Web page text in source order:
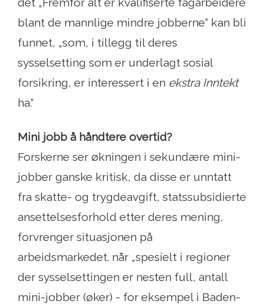
blant de mannlige mindre jobberne“ kan bli
funnet, „som, i tillegg til deres
sysselsetting som er underlagt sosial
forsikring, er interessert i en ekstra Inntekt
ha.“
Mini jobb å håndtere overtid?
Forskerne ser økningen i sekundære mini-
jobber ganske kritisk, da disse er unntatt
fra skatte- og trygdeavgift, statssubsidierte
ansettelsesforhold etter deres mening,
forvrenger situasjonen på
arbeidsmarkedet. når „spesielt i regioner
der sysselsettingen er nesten full, antall
mini-jobber (øker) - for eksempel i Baden-